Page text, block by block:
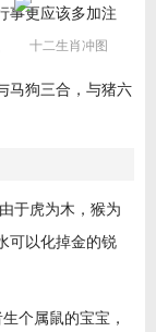
十二生肖冲图
事更应该多加注
马狗三合，与猪六
于虎为木，猴为
可以化掉金的锐
个属鼠的宝宝，